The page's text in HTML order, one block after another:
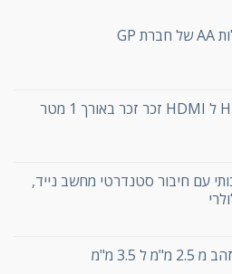
עם חיבור סטנדרטי מחשב נייד,
ל 3.5 מ"מ